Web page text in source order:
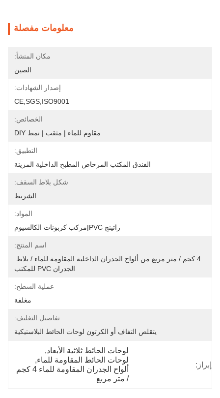
معلومات مفصلة
مكان المنشأ:
الصين
إصدار الشهادات:
CE,SGS,ISO9001
الخصائص:
مقاوم للماء | مثقب | نمط DIY
التطبيق:
الفندق المكتب المرحاض المطبخ الداخلية المزينة
شكل بلاط السقف:
الشريط
المواد:
راتينج PVC|مركب كربونات الكالسيوم
اسم المنتج:
4 كجم / متر مربع من ألواح الجدران الداخلية المقاومة للماء / بلاط
الجدران PVC للمكتب
عملية السطح:
مغلفة
تفاصيل التغليف:
يتقلص التفاف أو الكرتون لوحات الحائط البلاستيكية
إبراز:
لوحات الحائط ثلاثية الأبعاد,
لوحات الحائط المقاومة للماء,
ألواح الجدران المقاومة للماء 4 كجم
/ متر مربع